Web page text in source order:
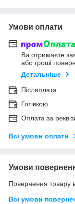
Умови оплати
Ви отримаєте
або гроші
Детальніше
Післяплата
Готівкою
Оплата за
Всі умови оплати
Умови
Повернення товару
Всі умови